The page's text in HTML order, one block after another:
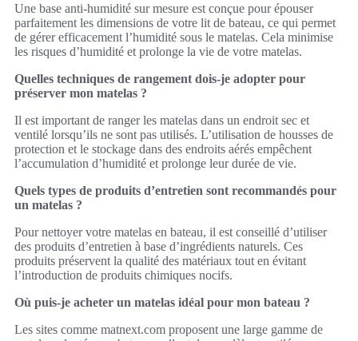
Une base anti-humidité sur mesure est conçue pour épouser
parfaitement les dimensions de votre lit de bateau, ce qui permet
de gérer efficacement l’humidité sous le matelas. Cela minimise
les risques d’humidité et prolonge la vie de votre matelas.
Quelles techniques de rangement dois-je adopter pour
préserver mon matelas ?
Il est important de ranger les matelas dans un endroit sec et
ventilé lorsqu’ils ne sont pas utilisés. L’utilisation de housses de
protection et le stockage dans des endroits aérés empêchent
l’accumulation d’humidité et prolonge leur durée de vie.
Quels types de produits d’entretien sont recommandés pour
un matelas ?
Pour nettoyer votre matelas en bateau, il est conseillé d’utiliser
des produits d’entretien à base d’ingrédients naturels. Ces
produits préservent la qualité des matériaux tout en évitant
l’introduction de produits chimiques nocifs.
Où puis-je acheter un matelas idéal pour mon bateau ?
Les sites comme matnext.com proposent une large gamme de